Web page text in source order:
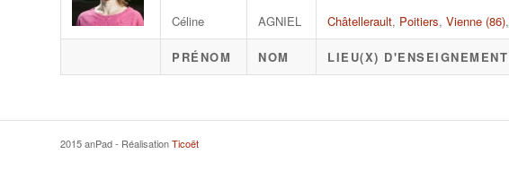
Céline AGNIEL Châtellerault, Poitiers, Vienne (86),
PRÉNOM NOM LIEU(X) D'ENSEIGNEMENT
2015 anPad - RéalisationTicoët